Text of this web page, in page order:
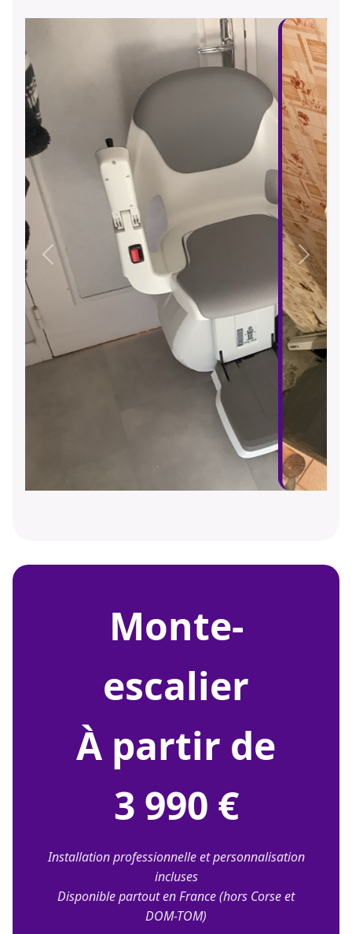
Précédent Suivant
monte-
escalier
À partir de
3 990 €
Installation professionnelle et personnalisation
incluses
Disponible partout en France (hors Corse et
DOM-TOM)